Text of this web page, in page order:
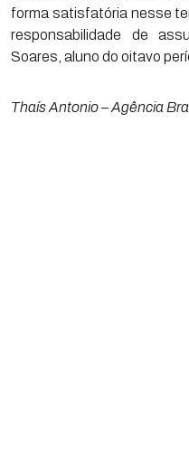
forma satisfatória nesse
responsabilidade de
Soares, aluno do oitavo
Thaís Antonio – Agência